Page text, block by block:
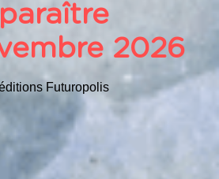
2026
Futuropolis